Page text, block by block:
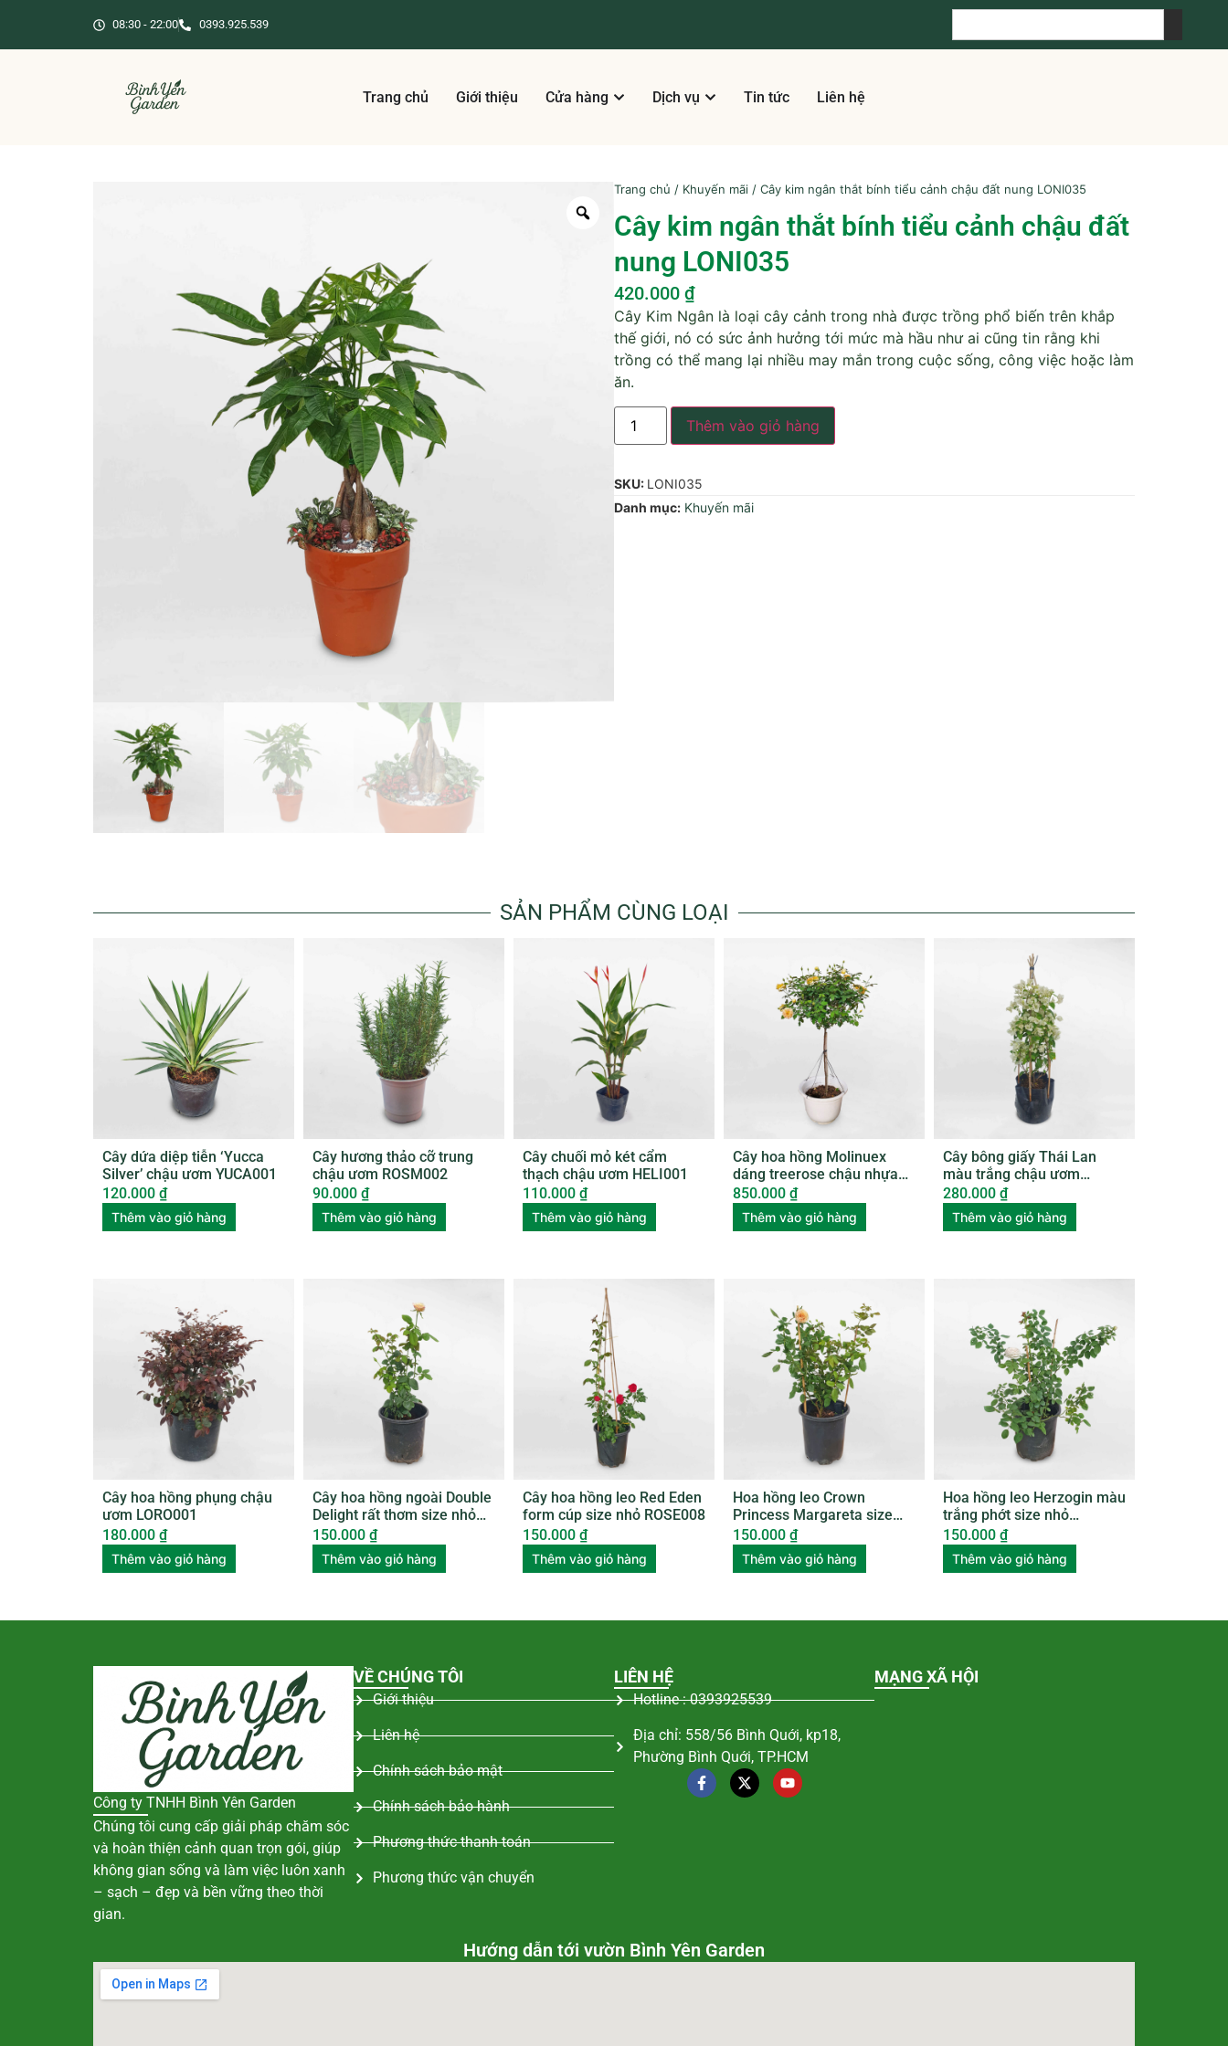
08:30 - 22:00 0393.925.539
Trang chủ Giới thiệu Cửa hàng Dịch vụ Tin tức Liên hệ
Trang chủ / Khuyến mãi / Cây kim ngân thắt bính tiểu cảnh chậu đất nung LONI035
Cây kim ngân thắt bính tiểu cảnh chậu đất
nung LONI035
420.000 ₫
Cây Kim Ngân là loại cây cảnh trong nhà được trồng phổ biến trên khắp
thế giới, nó có sức ảnh hưởng tới mức mà hầu như ai cũng tin rằng khi
trồng có thể mang lại nhiều may mắn trong cuộc sống, công việc hoặc làm
ăn.
Thêm vào giỏ hàng
SKU: LONI035
Danh mục: Khuyến mãi
SẢN PHẨM CÙNG LOẠI
Cây dứa diệp tiễn ‘Yucca
Silver’ chậu ươm YUCA001
120.000 ₫
Thêm vào giỏ hàng
Cây hương thảo cỡ trung
chậu ươm ROSM002
90.000 ₫
Thêm vào giỏ hàng
Cây chuối mỏ két cẩm
thạch chậu ươm HELI001
110.000 ₫
Thêm vào giỏ hàng
Cây hoa hồng Molinuex
dáng treerose chậu nhựa
ROSE004
850.000 ₫
Thêm vào giỏ hàng
Cây bông giấy Thái Lan
màu trắng chậu ươm
BGTL002
280.000 ₫
Thêm vào giỏ hàng
Cây hoa hồng phụng chậu
ươm LORO001
180.000 ₫
Thêm vào giỏ hàng
Cây hoa hồng ngoài Double
Delight rất thơm size nhỏ
ROSE007
150.000 ₫
Thêm vào giỏ hàng
Cây hoa hồng leo Red Eden
form cúp size nhỏ ROSE008
150.000 ₫
Thêm vào giỏ hàng
Hoa hồng leo Crown
Princess Margareta size
nhỏ ROSE010
150.000 ₫
Thêm vào giỏ hàng
Hoa hồng leo Herzogin màu
trắng phớt size nhỏ
ROSE011
150.000 ₫
Thêm vào giỏ hàng
Công ty TNHH Bình Yên Garden
Chúng tôi cung cấp giải pháp chăm sóc
và hoàn thiện cảnh quan trọn gói, giúp
không gian sống và làm việc luôn xanh
– sạch – đẹp và bền vững theo thời
gian.
VỀ CHÚNG TÔI
Giới thiệu
Liên hệ
Chính sách bảo mật
Chính sách bảo hành
Phương thức thanh toán
Phương thức vận chuyển
LIÊN HỆ
Hotline : 0393925539
Địa chỉ: 558/56 Bình Quới, kp18,
Phường Bình Quới, TP.HCM
MẠNG XÃ HỘI
Hướng dẫn tới vườn Bình Yên Garden